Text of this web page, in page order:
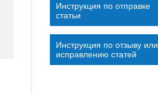
Инструкция по отправке
статьи
Инструкция по отзыву или
исправлению статей